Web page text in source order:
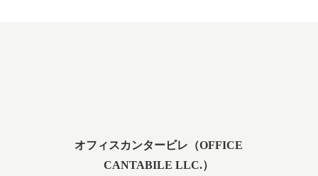
オフィスカンタービレ（OFFICE
CANTABILE LLC.）